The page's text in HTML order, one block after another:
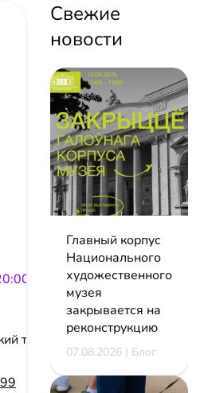
тр-т, 3
Свежие
новости
Главный корпус
Национального
художественного
музея
закрывается на
реконструкцию
07.08.2026 | Блог